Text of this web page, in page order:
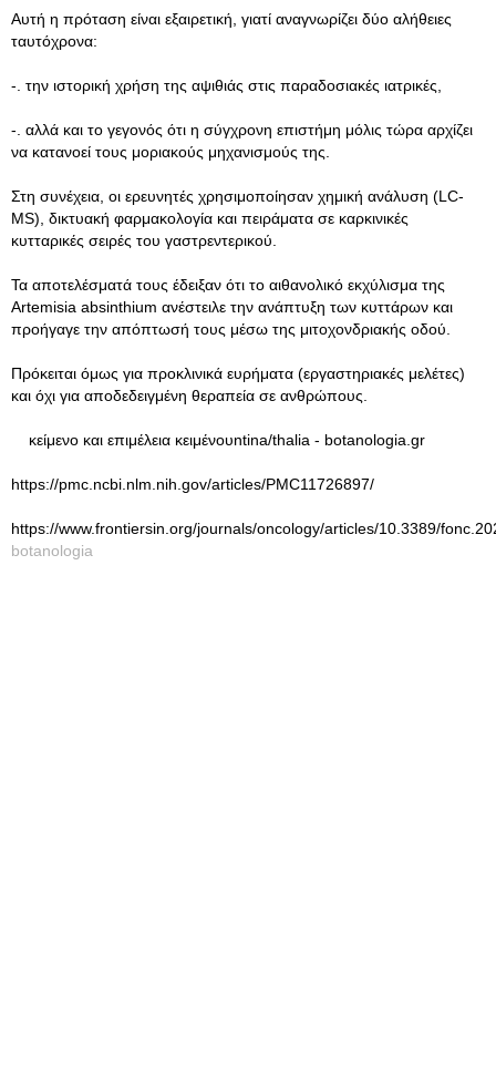
Αυτή η πρόταση είναι εξαιρετική, γιατί αναγνωρίζει δύο αλήθειες
ταυτόχρονα:
-. την ιστορική χρήση της αψιθιάς στις παραδοσιακές ιατρικές,
-. αλλά και το γεγονός ότι η σύγχρονη επιστήμη μόλις τώρα αρχίζει
να κατανοεί τους μοριακούς μηχανισμούς της.
Στη συνέχεια, οι ερευνητές χρησιμοποίησαν χημική ανάλυση (LC-
MS), δικτυακή φαρμακολογία και πειράματα σε καρκινικές
κυτταρικές σειρές του γαστρεντερικού.
Τα αποτελέσματά τους έδειξαν ότι το αιθανολικό εκχύλισμα της
Artemisia absinthium ανέστειλε την ανάπτυξη των κυττάρων και
προήγαγε την απόπτωσή τους μέσω της μιτοχονδριακής οδού.
Πρόκειται όμως για προκλινικά ευρήματα (εργαστηριακές μελέτες)
και όχι για αποδεδειγμένη θεραπεία σε ανθρώπους.
κείμενο και επιμέλεια κειμένουntina/thalia - botanologia.gr
https://pmc.ncbi.nlm.nih.gov/articles/PMC11726897/
https://www.frontiersin.org/journals/oncology/articles/10.3389/
botanologia